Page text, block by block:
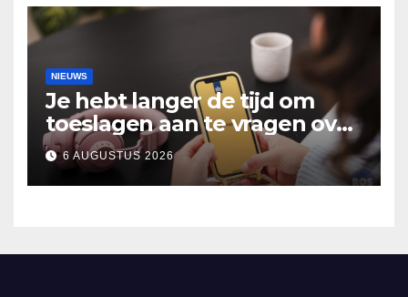
NIEUWS
Je hebt langer de tijd om
toeslagen aan te vragen over
2025
6 AUGUSTUS 2026